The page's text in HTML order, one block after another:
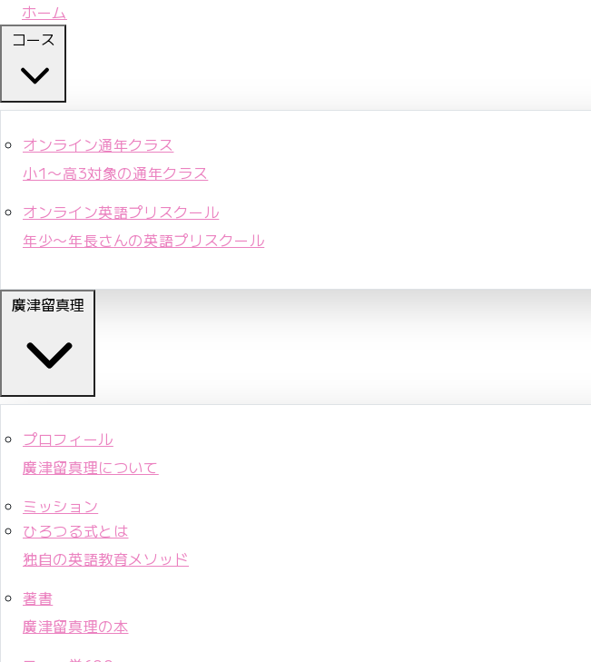
ホーム
コース
オンライン通年クラス
小1〜高3対象の通年クラス
オンライン英語プリスクール
年少〜年長さんの英語プリスクール
廣津留真理
プロフィール
廣津留真理について
ミッション
ひろつる式とは
独自の英語教育メソッド
著書
廣津留真理の本